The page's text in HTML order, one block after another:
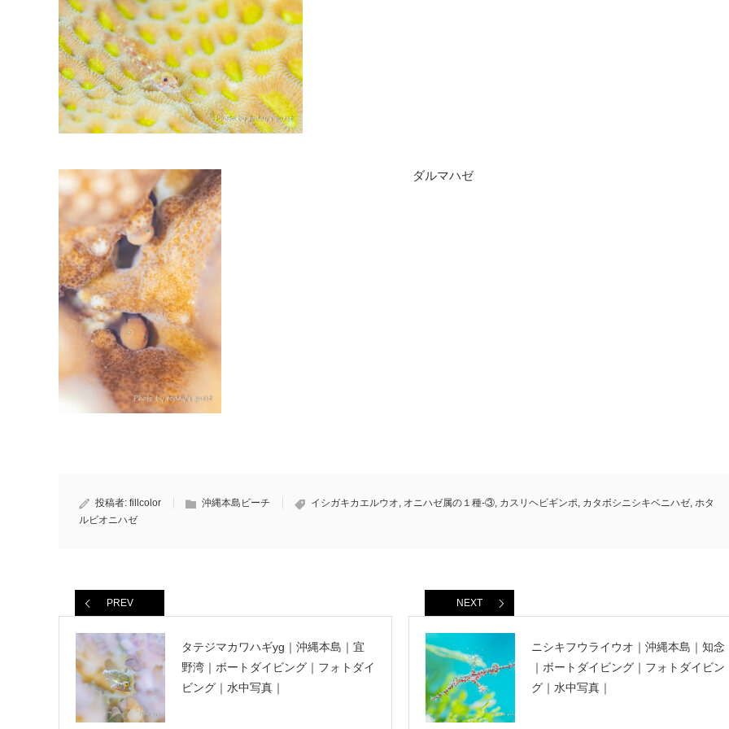
ダルマハゼ
投稿者: fillcolor 沖縄本島ビーチ イシガキカエルウオ, オニハゼ属の１種-③, カスリヘビギンポ, カタボシニシキベニハゼ, ホタ
ルビオニハゼ
PREV
タテジマカワハギyg｜沖縄本島｜宜
野湾｜ボートダイビング｜フォトダイ
ビング｜水中写真｜
NEXT
ニシキフウライウオ｜沖縄本島｜知念
｜ボートダイビング｜フォトダイビン
グ｜水中写真｜